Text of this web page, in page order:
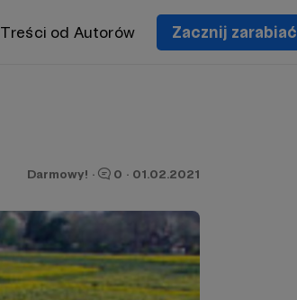
Treści od Autorów Zacznij zarabiać
Darmowy! · 0 · 01.02.2021